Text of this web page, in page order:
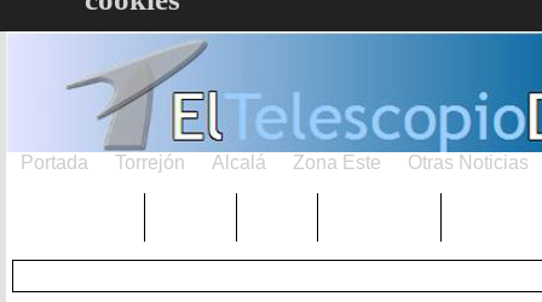
Portada Torrejón Alcalá Zona Este Otras Noticias